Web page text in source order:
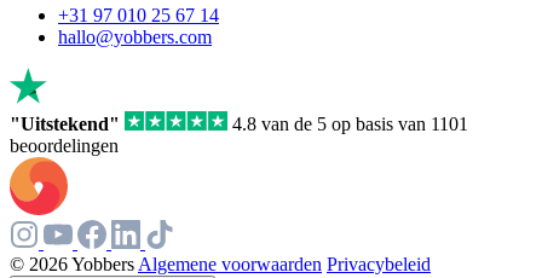
+31 97 010 25 67 14
hallo@yobbers.com
"Uitstekend"
4.8 van de 5 op basis van 1101
beoordelingen
© 2026 Yobbers Algemene voorwaarden Privacybeleid